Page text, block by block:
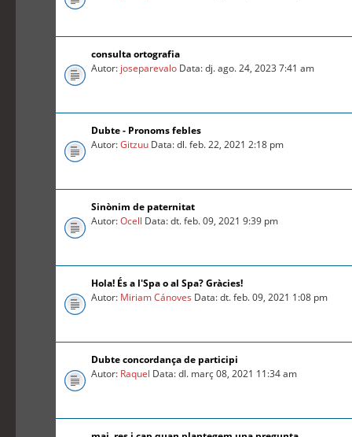
consulta ortografia
Autor: joseparevalo Data: dj. ago. 24, 2023 7:41 am
Dubte - Pronoms febles
Autor:Gitzuu Data: dl. feb. 22, 2021 2:18 pm
Sinònim de paternitat
Autor:Ocell Data: dt. feb. 09, 2021 9:39 pm
Hola! És a l'Spa o al Spa? Gràcies!
Autor: Miriam Cánoves Data: dt. feb. 09, 2021 1:08 pm
Dubte concordança de participi
Autor: Raquel Data: dl. març 08, 2021 11:34 am